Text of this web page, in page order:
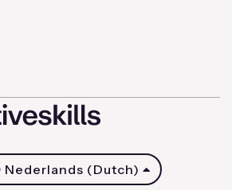
Nederlands (Dutch)